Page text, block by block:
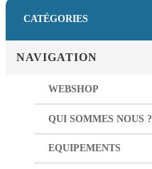
CATÉGORIES
NAVIGATION
WEBSHOP
QUI SOMMES NOUS ?
EQUIPEMENTS